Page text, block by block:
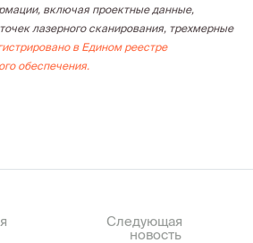
включая проектные данные,
лазерного сканирования, трехмерные
в Едином реестре
обеспечения.
Следующая
новость